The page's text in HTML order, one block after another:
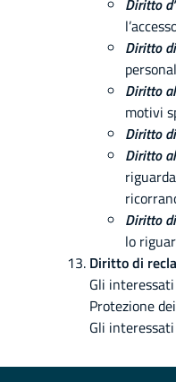
Diritto
Diritto
Diritto
motivi
Diritto
Diritto
Diritto
lo
Diritto di
Gli
Protezione
Gli